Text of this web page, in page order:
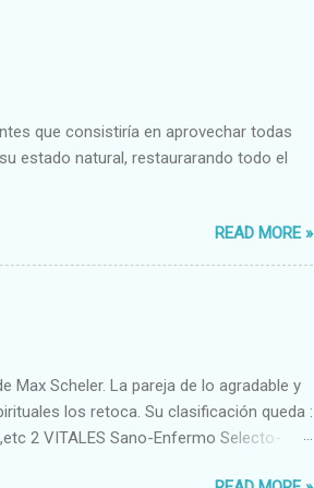
que consistiría en aprovechar todas
estado natural, restaurarando todo el
READ MORE »
Max Scheler. La pareja de lo agradable y
los retoca. Su clasificación queda :
2 VITALES Sano-Enfermo Selecto-